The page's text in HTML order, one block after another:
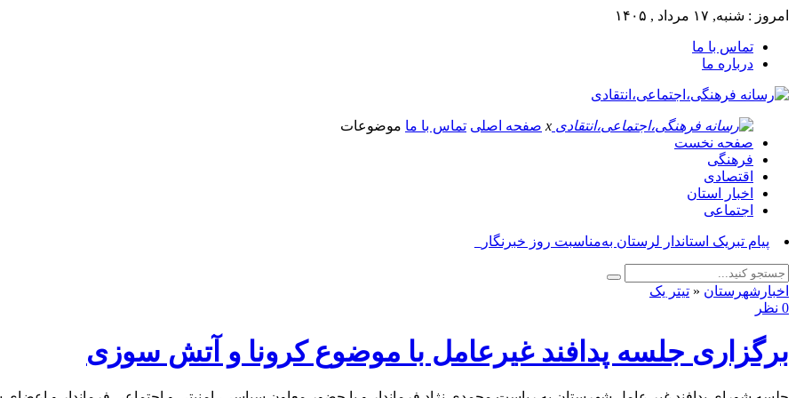
امروز : شنبه, ۱۷ مرداد , ۱۴۰۵
تماس با ما
درباره ما
x صفحه اصلی تماس با ما موضوعات
صفحه نخست
فرهنگی
اقتصادی
اخبار استان
اجتماعی
پیام تب_
اخبارشهرستان « تیتر یک
0 نظر
برگزاری جلسه پدافند غیرعامل با موضوع کرونا و آتش سوزی